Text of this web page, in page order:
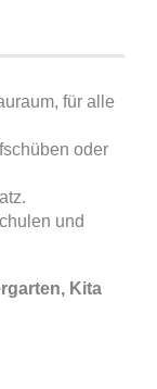
für alle
oder
und
Kita